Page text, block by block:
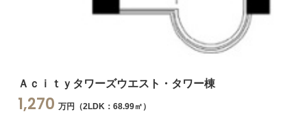
Ａｃｉｔｙタワーズウエスト・タワー棟
1,270 万円（2LDK：68.99㎡）